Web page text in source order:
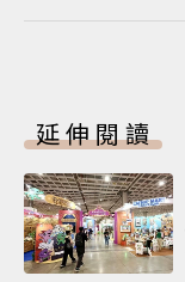
延伸閱讀